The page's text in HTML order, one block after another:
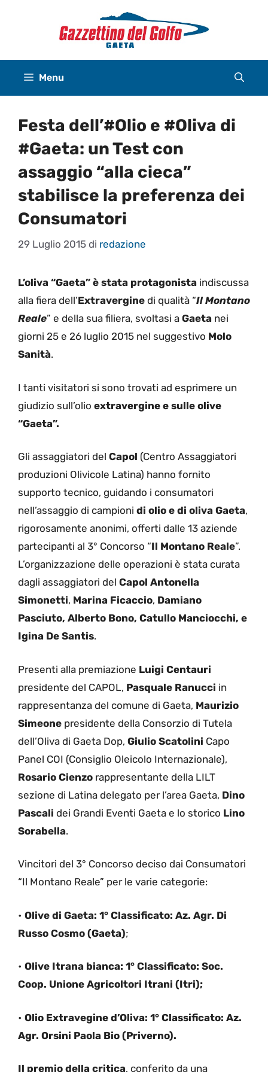
Menu
Festa dell’#Olio e #Oliva di
#Gaeta: un Test con
assaggio “alla cieca”
stabilisce la preferenza dei
Consumatori
29 Luglio 2015 di redazione
L’oliva “Gaeta” è stata protagonista indiscussa
alla fiera dell’Extravergine di qualità “Il Montano
Reale” e della sua filiera, svoltasi a Gaeta nei
giorni 25 e 26 luglio 2015 nel suggestivo Molo
Sanità.
I tanti visitatori si sono trovati ad esprimere un
giudizio sull’olio extravergine e sulle olive
“Gaeta”.
Gli assaggiatori del Capol (Centro Assaggiatori
produzioni Olivicole Latina) hanno fornito
supporto tecnico, guidando i consumatori
nell’assaggio di campioni di olio e di oliva Gaeta,
rigorosamente anonimi, offerti dalle 13 aziende
partecipanti al 3° Concorso “Il Montano Reale”.
L’organizzazione delle operazioni è stata curata
dagli assaggiatori del Capol Antonella
Simonetti, Marina Ficaccio, Damiano
Pasciuto, Alberto Bono, Catullo Manciocchi, e
Igina De Santis.
Presenti alla premiazione Luigi Centauri
presidente del CAPOL, Pasquale Ranucci in
rappresentanza del comune di Gaeta, Maurizio
Simeone presidente della Consorzio di Tutela
dell’Oliva di Gaeta Dop, Giulio Scatolini Capo
Panel COI (Consiglio Oleicolo Internazionale),
Rosario Cienzo rappresentante della LILT
sezione di Latina delegato per l’area Gaeta, Dino
Pascali dei Grandi Eventi Gaeta e lo storico Lino
Sorabella.
Vincitori del 3° Concorso deciso dai Consumatori
“Il Montano Reale” per le varie categorie:
• Olive di Gaeta: 1° Classificato: Az. Agr. Di
Russo Cosmo (Gaeta);
• Olive Itrana bianca: 1° Classificato: Soc.
Coop. Unione Agricoltori Itrani (Itri);
• Olio Extravegine d’Oliva: 1° Classificato: Az.
Agr. Orsini Paola Bio (Priverno).
Il premio della critica, conferito da una